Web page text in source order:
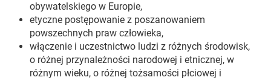
obywatelskiego w Europie,
etyczne postępowanie z poszanowaniem
powszechnych praw człowieka,
włączenie i uczestnictwo ludzi z różnych środowisk,
o różnej przynależności narodowej i etnicznej, w
różnym wieku, o różnej tożsamości płciowej i